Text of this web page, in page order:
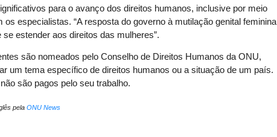
para o avanço dos direitos humanos, inclusive por meio
especialistas. “A resposta do governo à mutilação genital feminina
estender aos direitos das mulheres”.
são nomeados pelo Conselho de Direitos Humanos da ONU,
um tema específico de direitos humanos ou a situação de um país.
são pagos pelo seu trabalho.
pela ONU News